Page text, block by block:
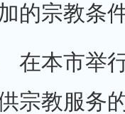
的宗教条
在本市举
宗教服务